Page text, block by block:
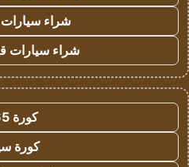
شراء
شراء سيارات
كورة 365
كورة